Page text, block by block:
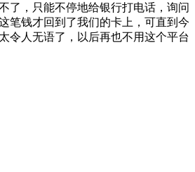
了，只能不停地给银行打电话，询问
笔钱才回到了我们的卡上，可直到今
令人无语了，以后再也不用这个平台